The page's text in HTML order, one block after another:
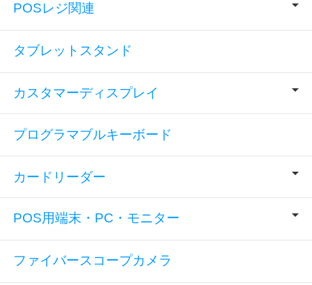
POSレジ関連
タブレットスタンド
カスタマーディスプレイ
プログラマブルキーボード
カードリーダー
POS用端末・PC・モニター
ファイバースコープカメラ